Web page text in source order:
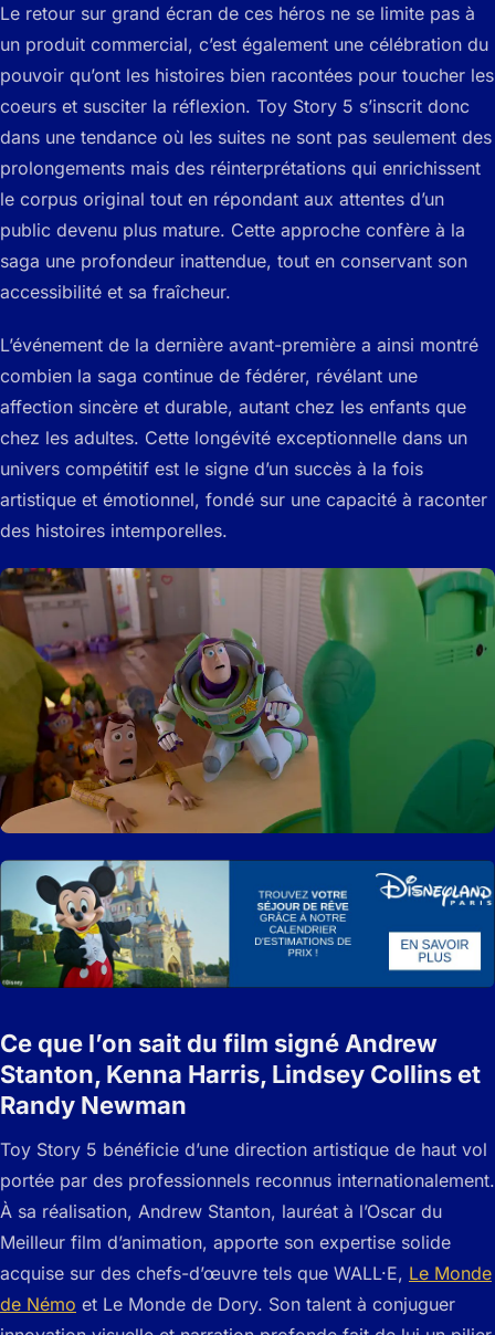
Le retour sur grand écran de ces héros ne se limite pas à
un produit commercial, c’est également une célébration du
pouvoir qu’ont les histoires bien racontées pour toucher les
coeurs et susciter la réflexion. Toy Story 5 s’inscrit donc
dans une tendance où les suites ne sont pas seulement des
prolongements mais des réinterprétations qui enrichissent
le corpus original tout en répondant aux attentes d’un
public devenu plus mature. Cette approche confère à la
saga une profondeur inattendue, tout en conservant son
accessibilité et sa fraîcheur.
L’événement de la dernière avant-première a ainsi montré
combien la saga continue de fédérer, révélant une
affection sincère et durable, autant chez les enfants que
chez les adultes. Cette longévité exceptionnelle dans un
univers compétitif est le signe d’un succès à la fois
artistique et émotionnel, fondé sur une capacité à raconter
des histoires intemporelles.
Ce que l’on sait du film signé Andrew
Stanton, Kenna Harris, Lindsey Collins et
Randy Newman
Toy Story 5 bénéficie d’une direction artistique de haut vol
portée par des professionnels reconnus internationalement.
À sa réalisation, Andrew Stanton, lauréat à l’Oscar du
Meilleur film d’animation, apporte son expertise solide
acquise sur des chefs-d’œuvre tels que WALL·E, Le Monde
de Némo et Le Monde de Dory. Son talent à conjuguer